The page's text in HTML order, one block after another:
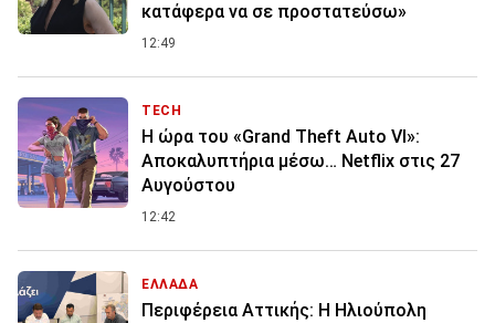
κατάφερα να σε προστατεύσω»
12:49
TECH
Η ώρα του «Grand Theft Auto VI»:
Αποκαλυπτήρια μέσω… Netflix στις 27
Αυγούστου
12:42
ΕΛΛΑΔΑ
Περιφέρεια Αττικής: Η Ηλιούπολη